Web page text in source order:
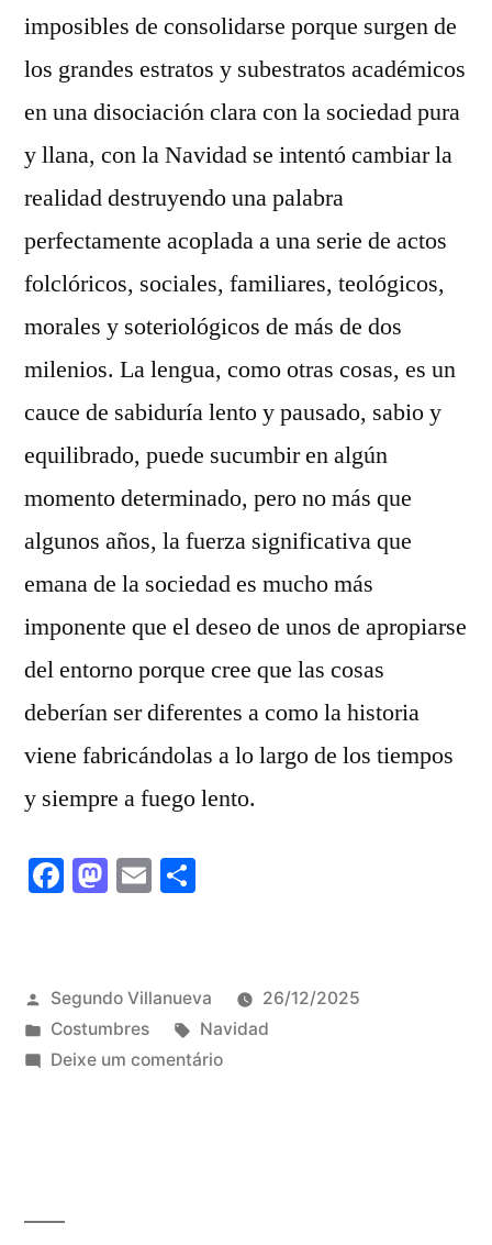
imposibles de consolidarse porque surgen de
los grandes estratos y subestratos académicos
en una disociación clara con la sociedad pura
y llana, con la Navidad se intentó cambiar la
realidad destruyendo una palabra
perfectamente acoplada a una serie de actos
folclóricos, sociales, familiares, teológicos,
morales y soteriológicos de más de dos
milenios. La lengua, como otras cosas, es un
cauce de sabiduría lento y pausado, sabio y
equilibrado, puede sucumbir en algún
momento determinado, pero no más que
algunos años, la fuerza significativa que
emana de la sociedad es mucho más
imponente que el deseo de unos de apropiarse
del entorno porque cree que las cosas
deberían ser diferentes a como la historia
viene fabricándolas a lo largo de los tiempos
y siempre a fuego lento.
Facebook
Mastodon
Email
Publicado
por
Segundo Villanueva
26/12/2025
Publicado
em
Costumbres Tags:
Navidad
Deixe um comentárioem